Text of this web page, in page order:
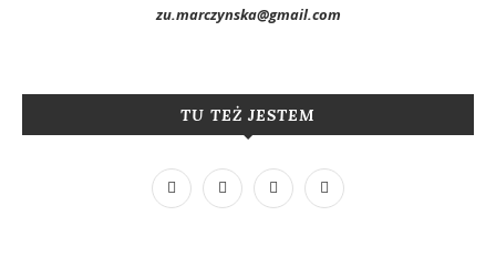
zu.marczynska@gmail.com
TU TEŻ JESTEM